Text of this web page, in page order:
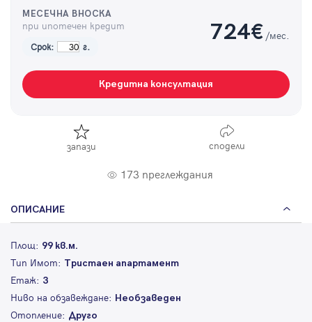
МЕСЕЧНА ВНОСКА
при ипотечен кредит
Срок: г.
724€ /мес.
Кредитна консултация
запази сподели
173 преглеждания
ОПИСАНИЕ
Площ: 99 кв.м.
Тип Имот: Тристаен апартамент
Етаж: 3
Ниво на обзавеждане: Необзаведен
Отопление: Друго